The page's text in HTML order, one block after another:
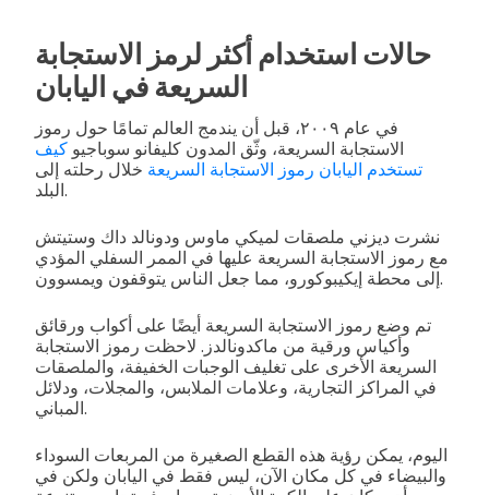
حالات استخدام أكثر لرمز الاستجابة
السريعة في اليابان
في عام ٢٠٠٩، قبل أن يندمج العالم تمامًا حول رموز
الاستجابة السريعة، وثّق المدون كليفانو سوباجيو كيف
تستخدم اليابان رموز الاستجابة السريعة خلال رحلته إلى
البلد.
نشرت ديزني ملصقات لميكي ماوس ودونالد داك وستيتش
مع رموز الاستجابة السريعة عليها في الممر السفلي المؤدي
إلى محطة إيكيبوكورو، مما جعل الناس يتوقفون ويمسوون.
تم وضع رموز الاستجابة السريعة أيضًا على أكواب ورقائق
وأكياس ورقية من ماكدونالدز. لاحظت رموز الاستجابة
السريعة الأخرى على تغليف الوجبات الخفيفة، والملصقات
في المراكز التجارية، وعلامات الملابس، والمجلات، ودلائل
المباني.
اليوم، يمكن رؤية هذه القطع الصغيرة من المربعات السوداء
والبيضاء في كل مكان الآن، ليس فقط في اليابان ولكن في